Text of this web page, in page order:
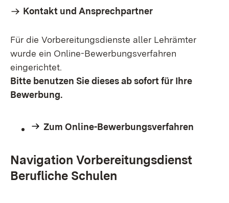
Kontakt und Ansprechpartner
Für die Vorbereitungsdienste aller Lehrämter
wurde ein Online-Bewerbungsverfahren
eingerichtet.
Bitte benutzen Sie dieses ab sofort für Ihre
Bewerbung.
Zum Online-Bewerbungsverfahren
Navigation Vorbereitungsdienst
Berufliche Schulen